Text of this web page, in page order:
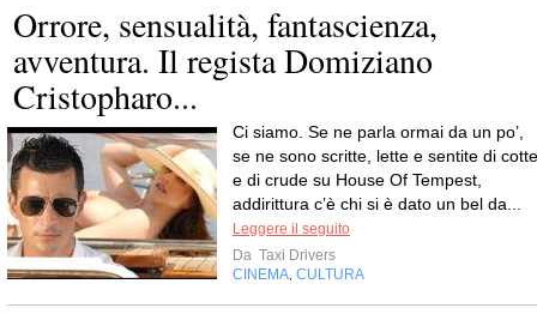
Orrore, sensualità, fantascienza,
avventura. Il regista Domiziano
Cristopharo...
Ci siamo. Se ne parla ormai da un po’,
se ne sono scritte, lette e sentite di cotte
e di crude su House Of Tempest,
addirittura c’è chi si è dato un bel da...
Leggere il seguito
Da Taxi Drivers
CINEMA CULTURA